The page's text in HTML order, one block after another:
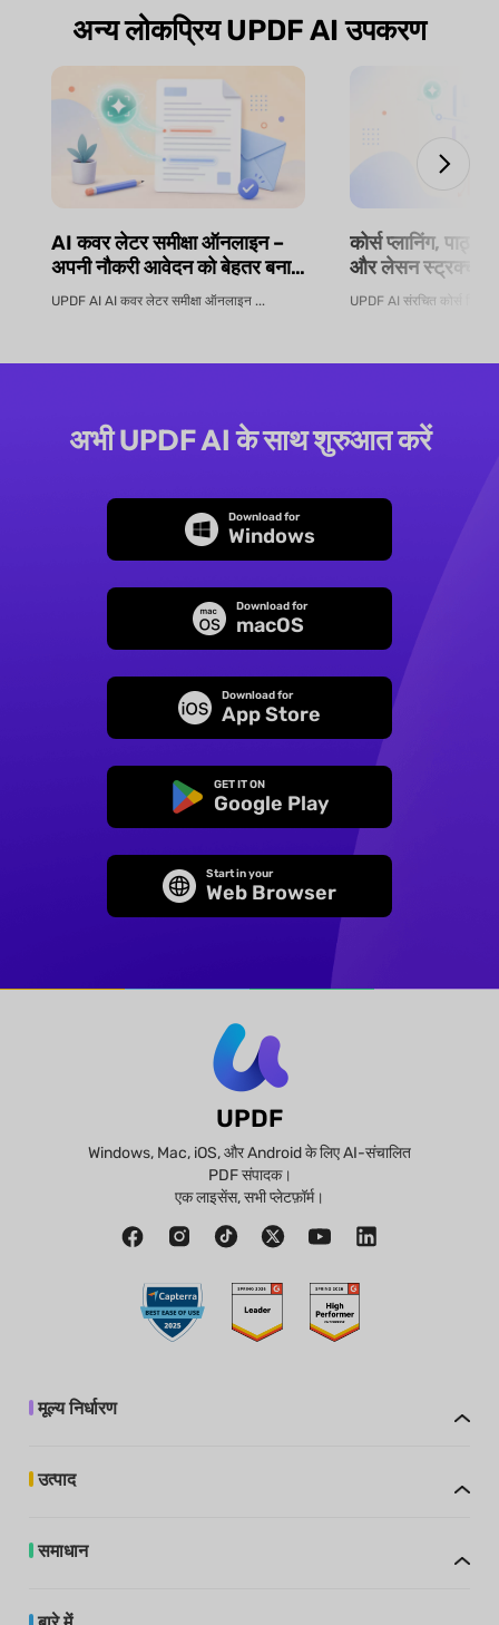
अन्य लोकप्रिय UPDF AI उपकरण
AI कवर लेटर समीक्षा ऑनलाइन –
अपनी नौकरी आवेदन को बेहतर बनाएं
| UPDF AI
UPDF AI AI कवर लेटर समीक्षा ऑनलाइन ...
कोर्स प्लानिंग,
और लेसन
सिलेबस जनरेटर |
UPDF AI संरचित कोर्स
अभी UPDF AI के साथ शुरुआत करें
Download for
Windows
Download for
macOS
Download for
App Store
GET IT ON
Google Play
Start in your
Web Browser
UPDF
Windows, Mac, iOS, और Android के लिए AI-संचालित
PDF संपादक।
एक लाइसेंस, सभी प्लेटफ़ॉर्म।
मूल्य निर्धारण
उत्पाद
समाधान